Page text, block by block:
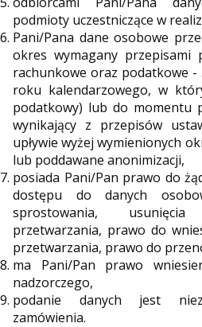
podmioty uczestniczące w
Pani/Pana dane osobowe
okres wymagany przepisami
rachunkowe oraz podatkowe -
roku kalendarzowego, w
podatkowy) lub do momentu
wynikający z przepisów
upływie wyżej wymienionych
lub poddawane anonimizacji,
posiada Pani/Pan prawo do
dostępu do danych
sprostowania,
przetwarzania, prawo do
przetwarzania, prawo do
ma Pani/Pan prawo
nadzorczego,
podanie danych jest
zamówienia.